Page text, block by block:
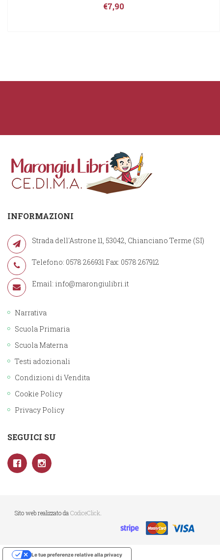
€7,90
INFORMAZIONI
Strada dell'Astrone 11, 53042, Chianciano Terme (SI)
Telefono: 0578 266931 Fax: 0578 267912
Email: info@marongiulibri.it
Narrativa
Scuola Primaria
Scuola Materna
Testi adozionali
Condizioni di Vendita
Cookie Policy
Privacy Policy
SEGUICI SU
Sito web realizzato da CodiceClick
Le tue preferenze relative alla privacy